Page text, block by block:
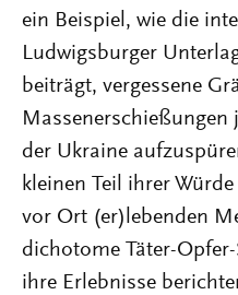
ein Beispiel, wie die
Ludwigsburger
beiträgt, vergessene
der Ukraine
kleinen Teil ihrer
vor Ort (er)lebenden
dichotome Täter-
ihre Erlebnisse